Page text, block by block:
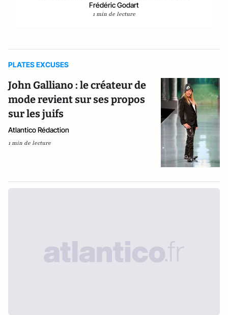
Frédéric Godart
1 min de lecture
PLATES EXCUSES
John Galliano : le créateur de
mode revient sur ses propos
sur les juifs
Atlantico Rédaction
1 min de lecture